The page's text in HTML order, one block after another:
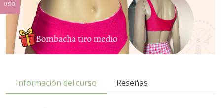
Información del curso Reseñas
USD